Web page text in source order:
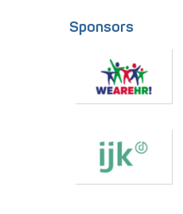
Sponsors